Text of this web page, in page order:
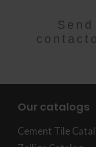
Our catalogs
Cement Tile